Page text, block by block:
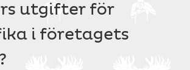
utgifter för
i företagets